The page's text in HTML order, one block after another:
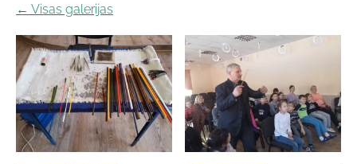
Visas galerijas